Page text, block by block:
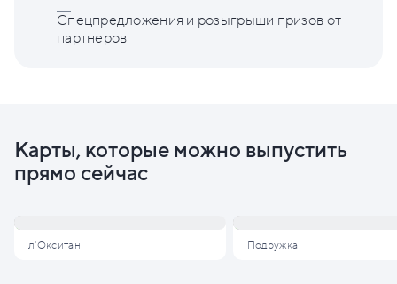
Спецпредложения и розыгрыши призов от
партнеров
Карты, которые можно выпустить
прямо сейчас
л'Окситан Подружка